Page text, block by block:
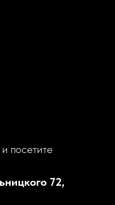
посетите
72,